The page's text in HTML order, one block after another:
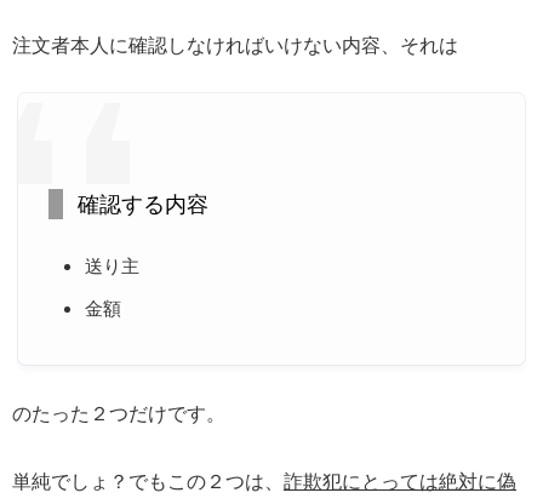
注文者本人に確認しなければいけない内容、それは
確認する内容
送り主
金額
のたった２つだけです。
単純でしょ？でもこの２つは、 詐欺犯にとっては絶対に偽